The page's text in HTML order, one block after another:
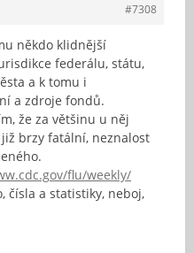
#7308
někdo klidnější
federálu, státu,
a k tomu i
a zdroje fondů.
že za většinu u něj
brzy fatální, neznalost
flu/weekly/
čísla a statistiky, neboj,